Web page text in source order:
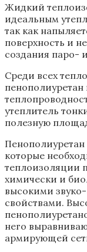
Жидкий
идеальным
так как
поверхность и
создания паро-
Среди всех
утеплитель
полезную
которые
теплоизоляции
химически и
высокими
свойствами.
него
армирующей